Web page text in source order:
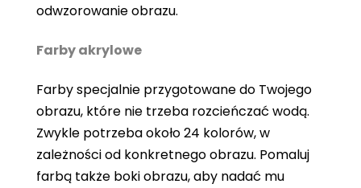
odwzorowanie obrazu.
Farby akrylowe
Farby specjalnie przygotowane do Twojego
obrazu, które nie trzeba rozcieńczać wodą.
Zwykle potrzeba około 24 kolorów, w
zależności od konkretnego obrazu. Pomaluj
farbą także boki obrazu, aby nadać mu